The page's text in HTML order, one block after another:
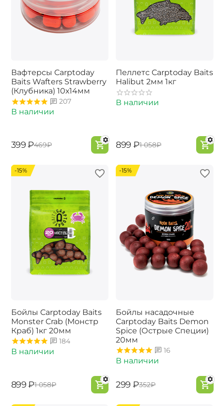
Вафтерсы Carptoday
Baits Wafters Strawberry
(Клубника) 10х14мм
207
В наличии
‍399‍ ₽‍469‍₽
Пеллетс Carptoday Baits
Halibut 2мм 1кг
В наличии
‍899‍ ₽‍1 058‍₽
-15%
Бойлы Carptoday Baits
Monster Crab (Монстр
Краб) 1кг 20мм
184
В наличии
‍899‍ ₽‍1 058‍₽
-15%
Бойлы насадочные
Carptoday Baits Demon
Spice (Острые Специи)
20мм
16
В наличии
‍299‍ ₽‍352‍₽